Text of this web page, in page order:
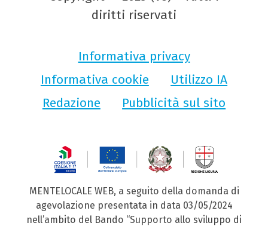
diritti riservati
Informativa privacy
Informativa cookie
Utilizzo IA
Redazione
Pubblicità sul sito
MENTELOCALE WEB, a seguito della domanda di
agevolazione presentata in data 03/05/2024
nell’ambito del Bando “Supporto allo sviluppo di